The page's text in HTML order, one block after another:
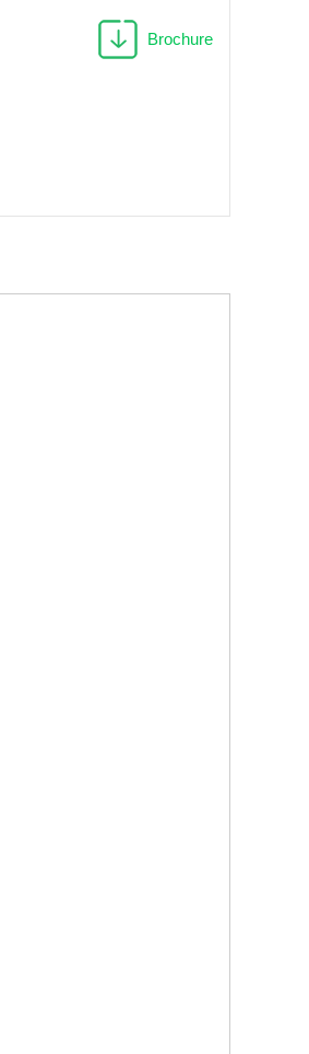
Brochure